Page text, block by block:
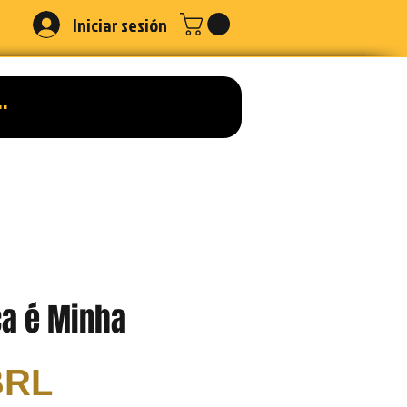
Iniciar sesión
é Minha
Precio